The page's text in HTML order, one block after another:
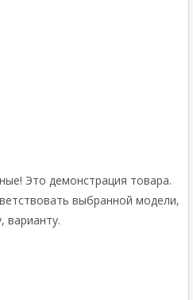
Это демонстрация товара.
выбранной модели,
варианту.